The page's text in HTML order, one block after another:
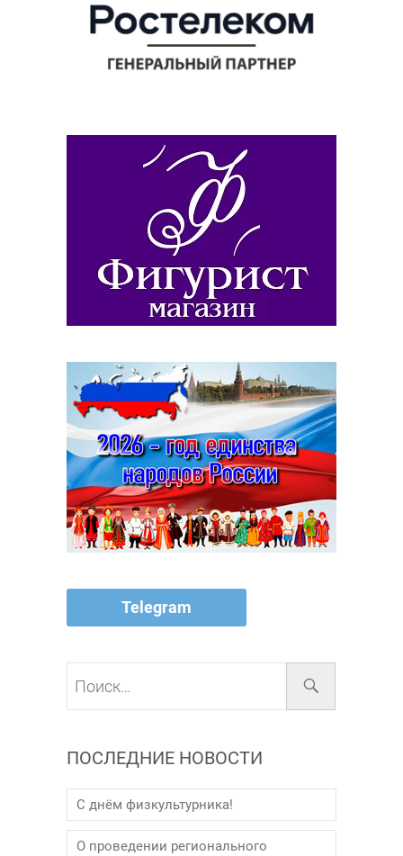
Telegram
ПОСЛЕДНИЕ НОВОСТИ
С днём физкультурника!
О проведении регионального